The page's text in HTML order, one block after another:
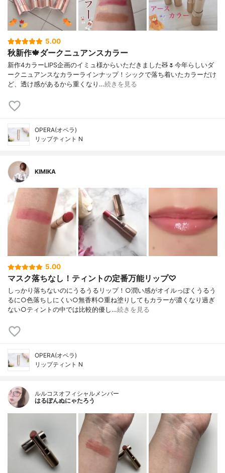
5.00
秋新作🍁ダークニュアンスカラー
新作4カラーLIPS企画のイミュ様からいただきました🧸🌷今年らしいダ
ークニュアンスなカラーラインナップ！シックで落ち着いたカラーだけ
ど、透け感があるから重くなり…続きを見る
OPERA(オペラ)
リップティント N
KIMIKA
5.00
マスク落ちなし！ティントの定番万能リップ♡
しっかり落ちないのにうるうるリップ！○潤い感がオイルっぽくうるう
るに○色落ちしにくい○無香料○重ね塗りしてもカラーが濃くなり過ぎ
ない○ティントの中では比較的優し…続きを見る
OPERA(オペラ)
リップティント N
ルルコスオフィシャルメンバー
はるぽんぬにゃたろう